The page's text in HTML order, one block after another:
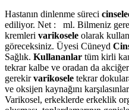
Hastanın dinlenme süreci
ediliyor. Net : ml. Bilmeniz
kremleri varikosele olarak
göreceksiniz. Üyesi Cüneyd
Sağlık. Kullananlar tüm kirli
tekrar kalbe ve oradan da
gerekirvarikosele tekrar
ve oksijen kaynağını
Varikosel, erkeklerde erkeklik